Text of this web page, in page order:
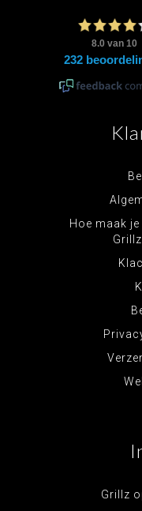
Hoe maak
Grillz